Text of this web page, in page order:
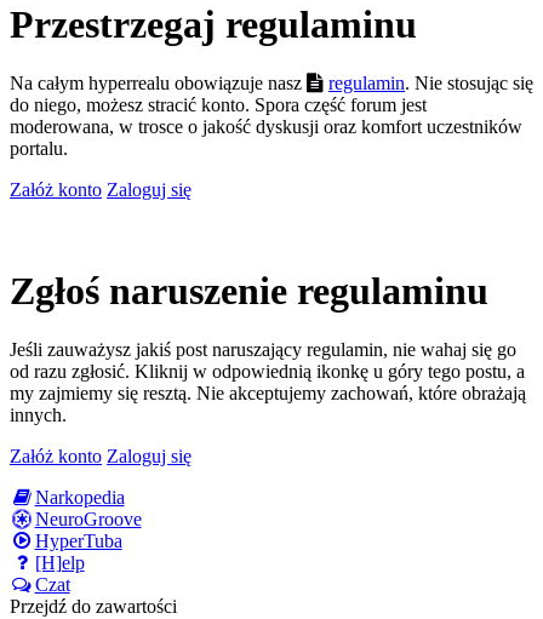
Przestrzegaj regulaminu
Na całym hyperrealu obowiązuje nasz regulamin. Nie stosując się
do niego, możesz stracić konto. Spora część forum jest
moderowana, w trosce o jakość dyskusji oraz komfort uczestników
portalu.
Załóż konto Zaloguj się
Zgłoś naruszenie regulaminu
Jeśli zauważysz jakiś post naruszający regulamin, nie wahaj się go
od razu zgłosić. Kliknij w odpowiednią ikonkę u góry tego postu, a
my zajmiemy się resztą. Nie akceptujemy zachowań, które obrażają
innych.
Załóż konto Zaloguj się
Narkopedia
NeuroGroove
HyperTuba
[H]elp
Czat
Przejdź do zawartości